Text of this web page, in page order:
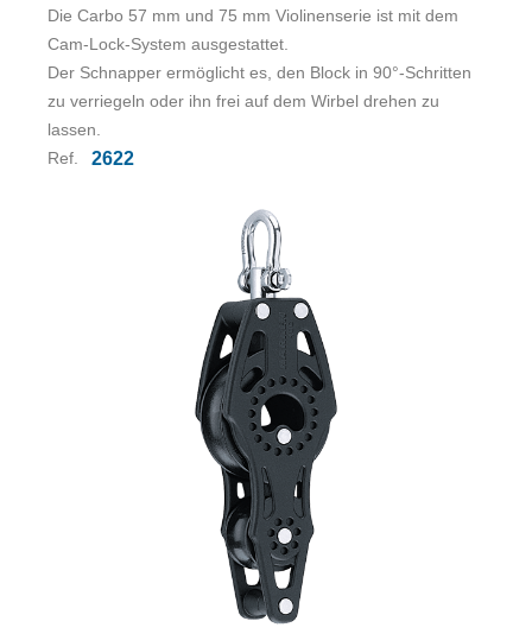
Die Carbo 57 mm und 75 mm Violinenserie ist mit dem
Cam-Lock-System ausgestattet.
Der Schnapper ermöglicht es, den Block in 90°-Schritten
zu verriegeln oder ihn frei auf dem Wirbel drehen zu
lassen.
Ref.
2622